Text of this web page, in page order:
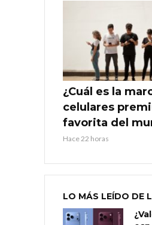
¿Cuál es la
celulares
favorita del
Hace 22 horas
LO MÁS LEÍDO DE